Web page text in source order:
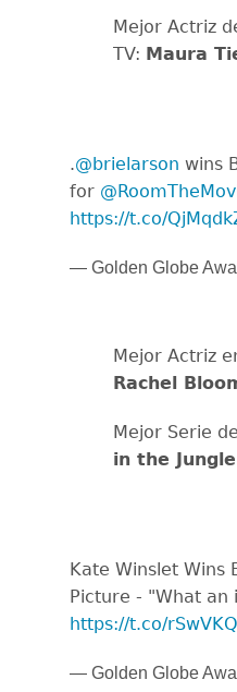
Mejor Actriz
TV: Maura
.@brielarson wins
for
https://t.co/
— Golden Globe
Mejor Actriz
Rachel
Mejor Serie
in the Jungle
Kate Winslet Wins
Picture - "What
https://t.co/
— Golden Globe